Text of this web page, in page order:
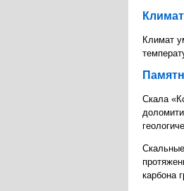
Климат
Климат
Скала
карбона